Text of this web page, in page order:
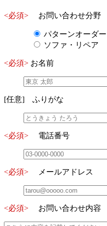
<必須> お問い合わせ分野
パターンオーダー
ソファ・リペア
<必須> お名前
[任意] ふりがな
<必須> 電話番号
<必須> メールアドレス
<必須> お問い合わせ内容